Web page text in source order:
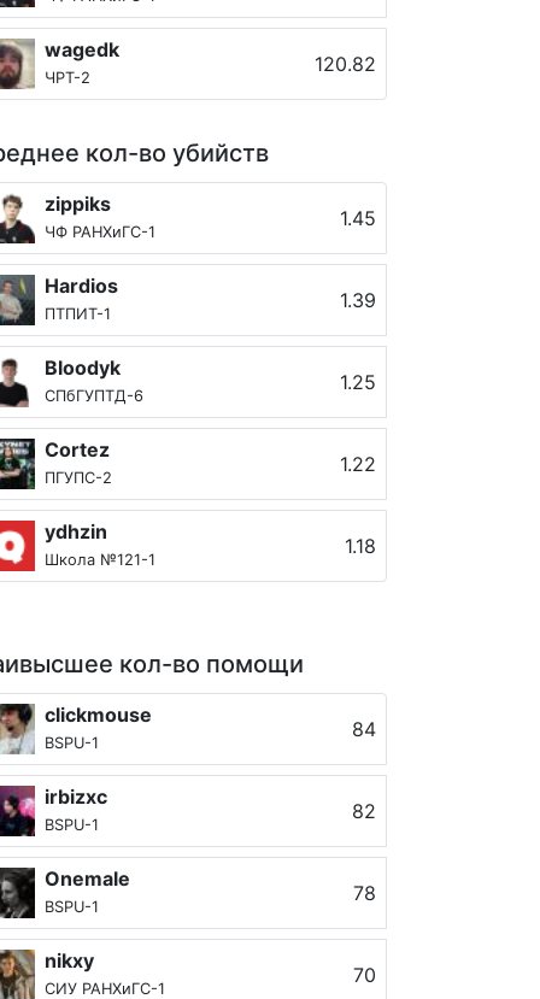
wagedk
ЧРТ-2
120.82
кол-во убийств
zippiks
ЧФ РАНХиГС-1
1.45
Hardios
ПТПИТ-1
1.39
Bloodyk
СПбГУПТД-6
1.25
Cortez
ПГУПС-2
1.22
ydhzin
Школа №121-1
1.18
кол-во помощи
clickmouse
BSPU-1
84
irbizxc
BSPU-1
82
Onemale
BSPU-1
78
nikxy
СИУ РАНХиГС-1
70